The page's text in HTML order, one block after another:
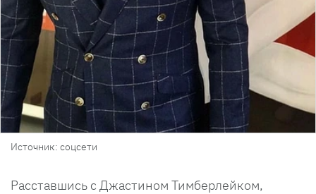
Источник: соцсети
Расставшись с Джастином Тимберлейком,